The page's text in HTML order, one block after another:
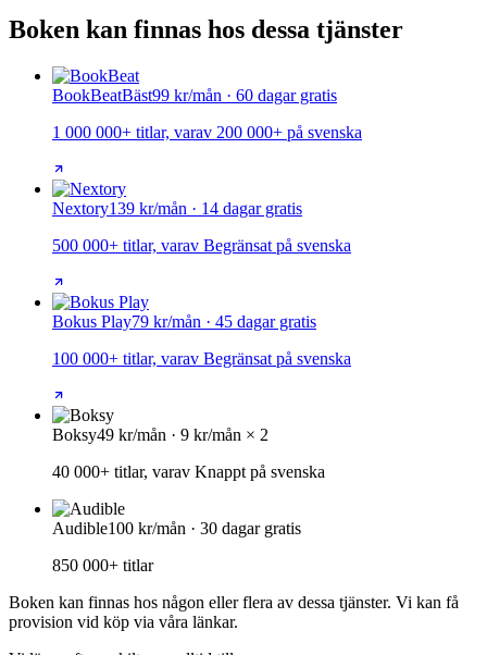
Boken kan finnas hos dessa tjänster
BookBeatBäst99 kr/mån · 60 dagar gratis
1 000 000+ titlar, varav 200 000+ på svenska
Nextory139 kr/mån · 14 dagar gratis
500 000+ titlar, varav Begränsat på svenska
Bokus Play79 kr/mån · 45 dagar gratis
100 000+ titlar, varav Begränsat på svenska
Boksy49 kr/mån · 9 kr/mån × 2
40 000+ titlar, varav Knappt på svenska
Audible100 kr/mån · 30 dagar gratis
850 000+ titlar
Boken kan finnas hos någon eller flera av dessa tjänster. Vi kan få
provision vid köp via våra länkar.